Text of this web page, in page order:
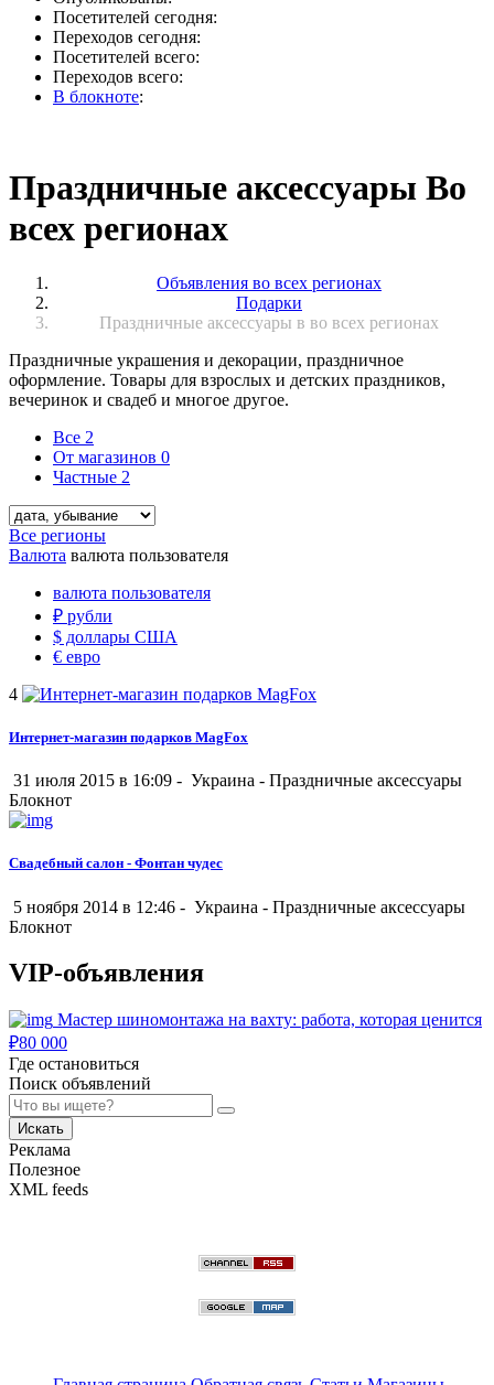
Посетителей сегодня:
Переходов сегодня:
Посетителей всего:
Переходов всего:
В блокноте:
Праздничные аксессуары Во
всех регионах
Объявления во всех регионах
Подарки
Праздничные аксессуары в во всех регионах
Праздничные украшения и декорации, праздничное
оформление. Товары для взрослых и детских праздников,
вечеринок и свадеб и многое другое.
Все 2
От магазинов 0
Частные 2
Все регионы
Валюта валюта пользователя
валюта пользователя
₽ рубли
$ доллары США
€ евро
4
Интернет-магазин подарков MagFox
31 июля 2015 в 16:09 - Украина - Праздничные аксессуары
Блокнот
Свадебный салон - Фонтан чудес
5 ноября 2014 в 12:46 - Украина - Праздничные аксессуары
Блокнот
VIP-объявления
Мастер шиномонтажа на вахту: работа, которая ценится
₽80 000
Где остановиться
Поиск объявлений
Искать
Реклама
Полезное
XML feeds